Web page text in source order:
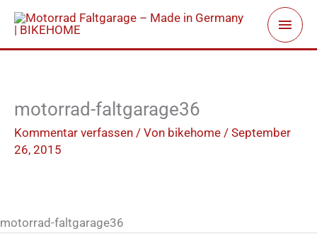
Zum
Inhalt
springen
motorrad-faltgarage36
Kommentar verfassen / Von bikehome / September
26, 2015
motorrad-faltgarage36